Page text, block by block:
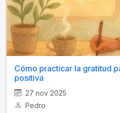
Cómo practicar la gratitud
positiva
27 nov 2025
Pedro